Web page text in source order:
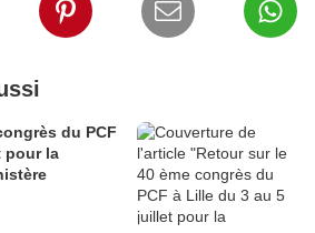
du PCF
pour la